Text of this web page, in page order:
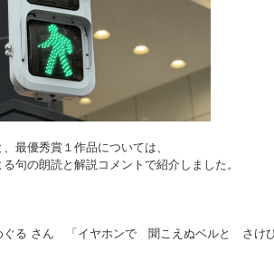
最優秀賞１作品については、
句の朗読と解説コメントで紹介しました。
ぐる さん 「イヤホンで 聞こえぬベルと さけ